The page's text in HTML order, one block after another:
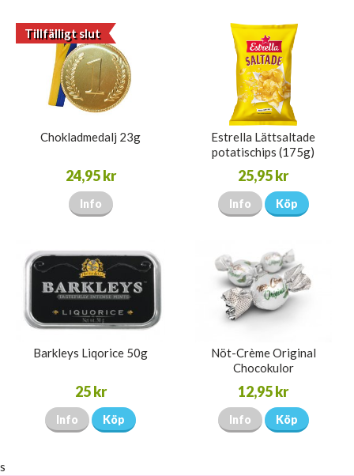
Tillfälligt slut
Chokladmedalj 23g
24,95 kr
Info
Estrella Lättsaltade
potatischips (175g)
25,95 kr
Info Köp
Barkleys Liqorice 50g
25 kr
Info Köp
Nöt-Crème Original
Chocokulor
12,95 kr
Info Köp
s